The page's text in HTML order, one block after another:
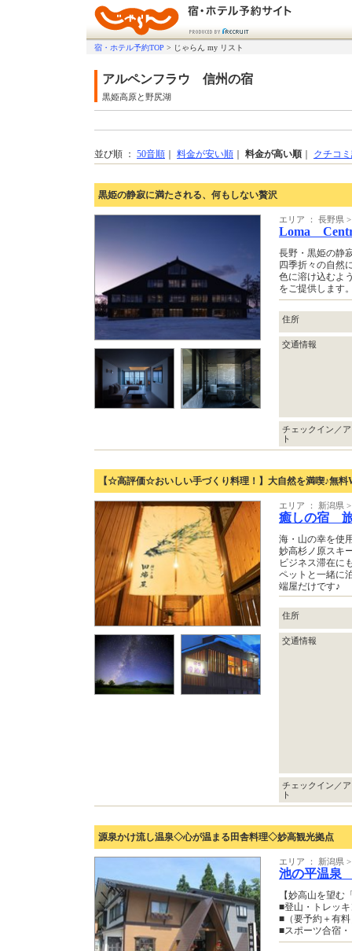
宿・ホテル予約TOP > じゃらん my リスト
アルペンフラウ 信州の宿
黒姫高原と野尻湖
並び順 ： 50音順 料金が安い順 料金が高い順 クチコ
黒姫の静寂に満たされる、何もしない贅沢
エリア ： 長野県
Loma
長野・黒姫の静
四季折々の自然
色に溶け込むよ
をご提供します
住所
交通情報
チェックイン／
ト
【☆高評価☆おいしい手づくり料理！】大自然を満喫♪無料
エリア ： 新潟県
癒しの宿
海・山の幸を使
妙高杉ノ原スキ
ビジネス滞在に
ペットと一緒に
端屋だけです♪
住所
交通情報
チェックイン／
ト
源泉かけ流し温泉◇心が温まる田舎料理◇妙高観光拠点
エリア ： 新潟県
池の平温泉
【妙高山を望む
■登山・トレッ
■（要予約＋有
■スポーツ合宿